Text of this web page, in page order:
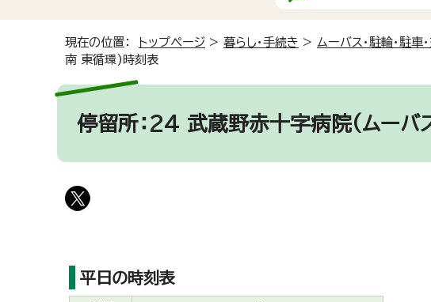
現在の位置： トップページ > 暮らし・手続き > ムーバス・駐輪・駐車
南 東循環)時刻表
停留所：24 武蔵野赤十字病院(ムーバ
平日の時刻表